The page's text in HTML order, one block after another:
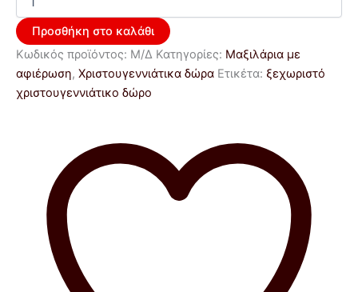
Προσθήκη στο καλάθι
Κωδικός προϊόντος: Μ/Δ Κατηγορίες: Μαξιλάρια με
αφιέρωση, Χριστουγεννιάτικα δώρα Ετικέτα: ξεχωριστό
χριστουγεννιάτικο δώρο